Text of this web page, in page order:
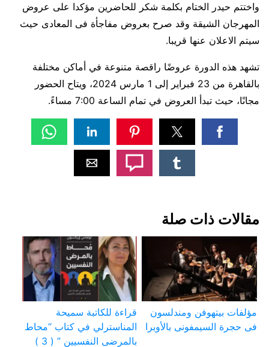
واختتم حيدر الختام بكلمة شكر للحاضرين مؤكدا على عروض
المهرجان الشيقة وقد صرح بعروض مفاجأة فى المعادى حيث
سيتم الاعلان عنها قريبا.
تشهد هذه الدورة عروضًا راقصة متنوعة في أماكن مختلفة
بالقاهرة من 23 فبراير إلى 1 مارس 2024، ويتاح الحضور
مجانًا، حيث تبدأ العروض في تمام الساعة 7:00 مساءً.
مقالات ذات صلة
مؤلفات بيتهوفن ومندلسون
فى حجرة السيمفونى بالأوبرا
قراءة للكاتبة سميحة
المناسترلي في كتاب “محاط
بالمرضى النفسيين ” ( 3 )